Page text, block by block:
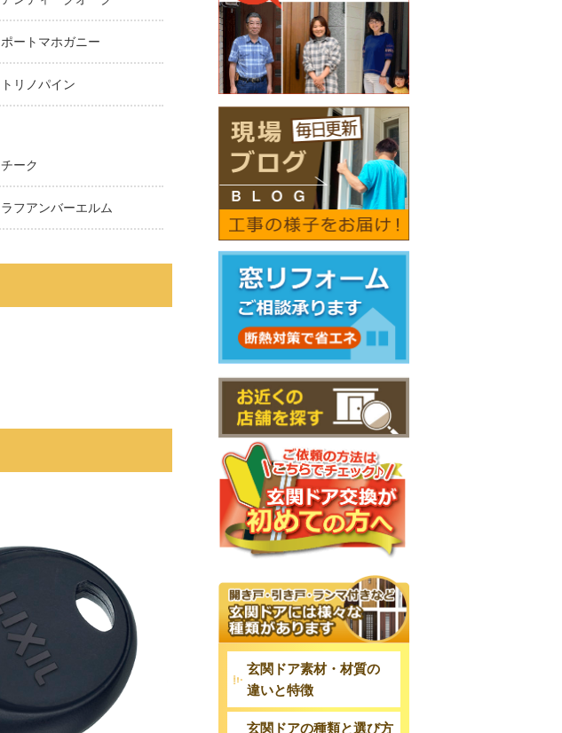
ポートマホガニー
トリノパイン
チーク
ラフアンバーエルム
玄関ドア素材・材質の
違いと特徴
玄関ドアの種類と選び方